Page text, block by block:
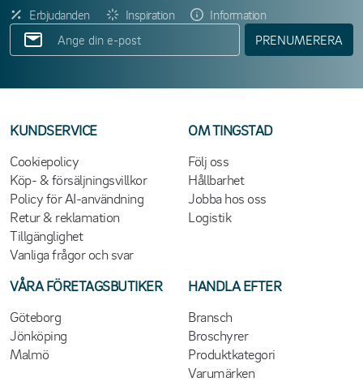
Erbjudanden Inspiration
Information
PRENUMERERA
KUNDSERVICE
Cookiepolicy
Köp- & försäljningsvillkor
Policy för AI-användning
Retur & reklamation
Tillgänglighet
Vanliga frågor och svar
OM TINGSTAD
Följ oss
Hållbarhet
Jobba hos oss
Logistik
VÅRA FÖRETAGSBUTIKER
Göteborg
Jönköping
Malmö
HANDLA EFTER
Bransch
Broschyrer
Produktkategori
Varumärken